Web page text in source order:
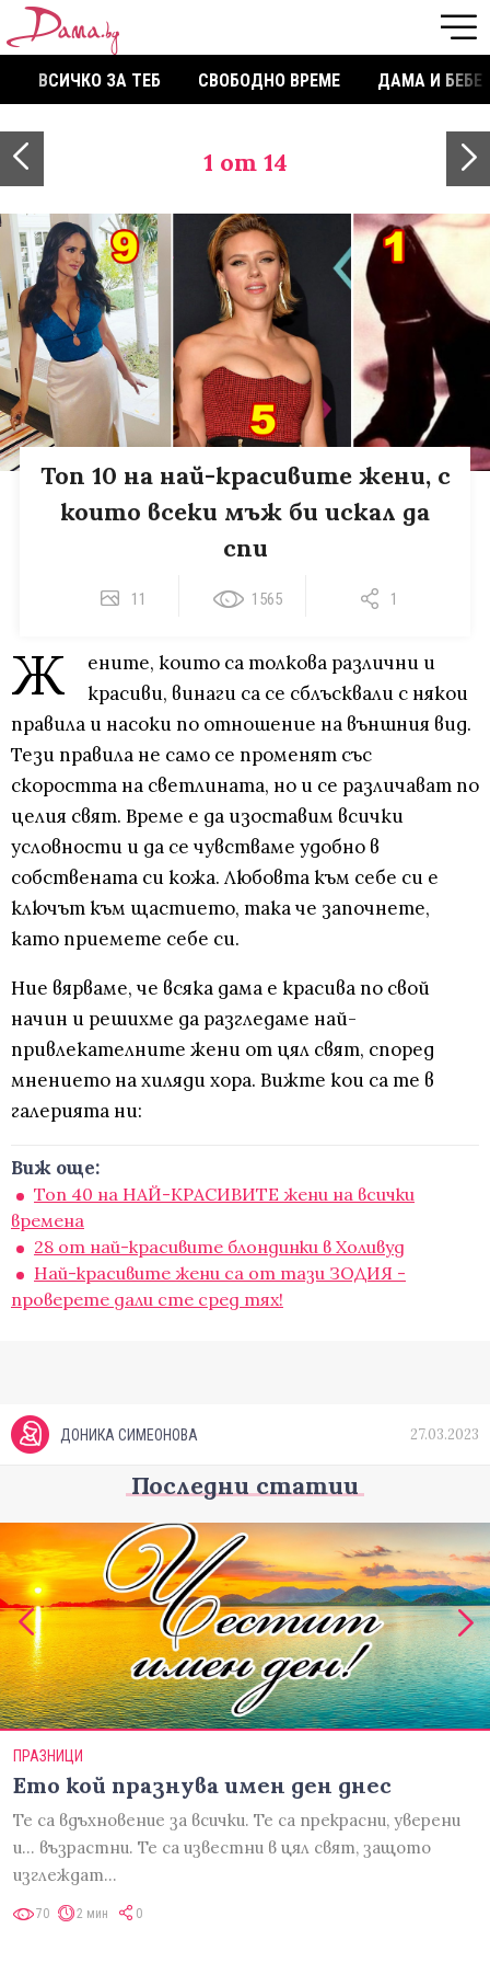
ВСИЧКО ЗА ТЕБ СВОБОДНО ВРЕМЕ ДАМА И БЕБЕ
1 от 14
Топ 10 на най-красивите жени, с
които всеки мъж би искал да
спи
11 1565 1
Ж
ените, които са толкова различни и
красиви, винаги са се сблъсквали с някои
правила и насоки по отношение на външния вид.
Тези правила не само се променят със
скоростта на светлината, но и се различават по
целия свят. Време е да изоставим всички
условности и да се чувстваме удобно в
собствената си кожа. Любовта към себе си е
ключът към щастието, така че започнете,
като приемете себе си.
Ние вярваме, че всяка дама е красива по свой
начин и решихме да разгледаме най-
привлекателните жени от цял свят, според
мнението на хиляди хора. Вижте кои са те в
галерията ни:
Виж още:
Топ 40 на НАЙ-КРАСИВИТЕ жени на всички
времена
28 от най-красивите блондинки в Холивуд
Най-красивите жени са от тази ЗОДИЯ -
проверете дали сте сред тях!
ДОНИКА СИМЕОНОВА 27.03.2023
Последни статии
ПРАЗНИЦИ
Ето кой празнува имен ден днес
Те са вдъхновение за всички. Те са прекрасни, уверени
и... възрастни. Те са известни в цял свят, защото
изглеждат…
70 2 мин 0